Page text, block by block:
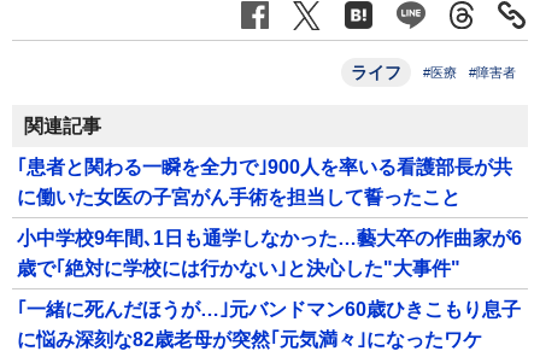
ライフ #医療 #障害者
関連記事
｢患者と関わる一瞬を全力で｣900人を率いる看護部長が共
に働いた女医の子宮がん手術を担当して誓ったこと
小中学校9年間､1日も通学しなかった…藝大卒の作曲家が6
歳で｢絶対に学校には行かない｣と決心した"大事件"
｢一緒に死んだほうが…｣元バンドマン60歳ひきこもり息子
に悩み深刻な82歳老母が突然｢元気満々｣になったワケ